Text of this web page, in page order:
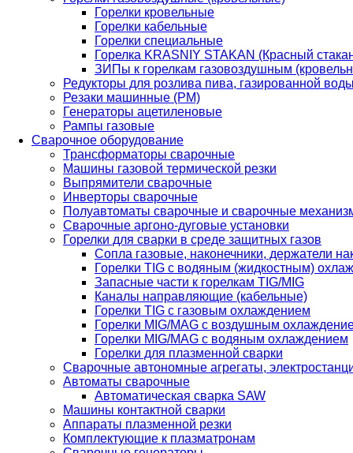
Горелки кровельные
Горелки кабельные
Горелки специальные
Горелка KRASNIY STAKAN (Красный
ЗИПы к горелкам газовоздушным
Редукторы для розлива пива, газированной
Резаки машинные (РМ)
Генераторы ацетиленовые
Рампы газовые
Сварочное оборудование
Трансформаторы сварочные
Машины газовой термической резки
Выпрямители сварочные
Инверторы сварочные
Полуавтоматы сварочные и сварочные
Сварочные аргоно-дуговые установки
Горелки для сварки в среде защитных газов
Сопла газовые, наконечники, держатели
Горелки TIG с водяным (жидкостным)
Запасные части к горелкам TIG/MIG
Каналы направляющие (кабельные)
Горелки TIG с газовым охлаждением
Горелки MIG/MAG с воздушным
Горелки MIG/MAG с водяным охлаждением
Горелки для плазменной сварки
Сварочные автономные агрегаты,
Автоматы сварочные
Автоматическая сварка SAW
Машины контактной сварки
Аппараты плазменной резки
Комплектующие к плазматронам